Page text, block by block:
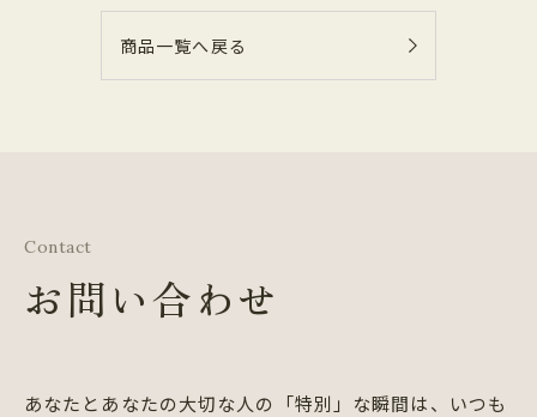
商品一覧へ戻る
Contact
お問い合わせ
あなたとあなたの大切な人の「特別」な瞬間は、
いつも